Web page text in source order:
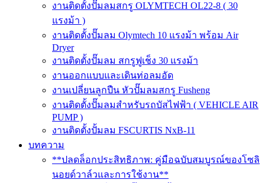
งานติดตั้งปั๊มลมสกรู OLYMTECH OL22-8 ( 30
แรงม้า )
งานติดตั้งปั๊มลม Olymtech 10 แรงม้า พร้อม Air
Dryer
งานติดตั้งปั๊มลม สกรูฟูเช็ง 30 แรงม้า
งานออกแบบและเดินท่อลมอัด
งานเปลี่ยนลูกปืน หัวปั๊มลมสกรู Fusheng
งานติดตั้งปั๊มลมสำหรับรถบัสไฟฟ้า ( VEHICLE AIR
PUMP )
งานติดตั้งปั้มลม FSCURTIS NxB-11
บทความ
**ปลดล็อกประสิทธิภาพ: คู่มือฉบับสมบูรณ์ของโซลิ
นอยด์วาล์วและการใช้งาน**